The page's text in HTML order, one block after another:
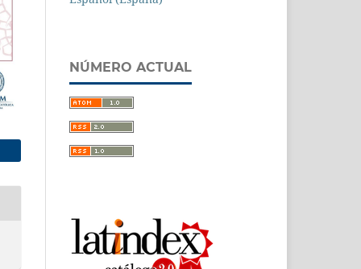
NÚMERO ACTUAL